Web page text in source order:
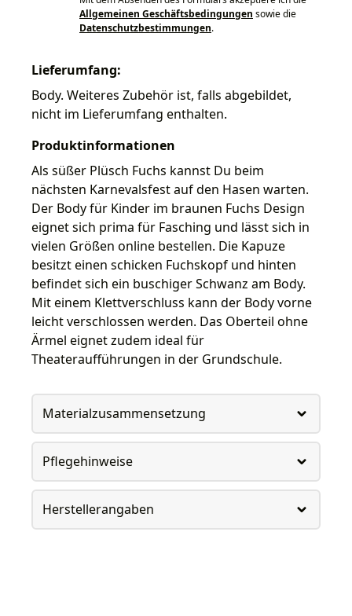
Allgemeinen Geschäftsbedingungen sowie die
Datenschutzbestimmungen.
Lieferumfang:
Body. Weiteres Zubehör ist, falls abgebildet,
nicht im Lieferumfang enthalten.
Produktinformationen
Als süßer Plüsch Fuchs kannst Du beim
nächsten Karnevalsfest auf den Hasen warten.
Der Body für Kinder im braunen Fuchs Design
eignet sich prima für Fasching und lässt sich in
vielen Größen online bestellen. Die Kapuze
besitzt einen schicken Fuchskopf und hinten
befindet sich ein buschiger Schwanz am Body.
Mit einem Klettverschluss kann der Body vorne
leicht verschlossen werden. Das Oberteil ohne
Ärmel eignet zudem ideal für
Theateraufführungen in der Grundschule.
Materialzusammensetzung
Pflegehinweise
Herstellerangaben